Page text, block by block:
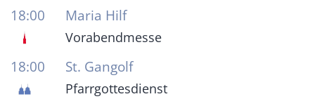
18:00 Maria Hilf
Vorabendmesse
18:00 St. Gangolf
Pfarrgottesdienst